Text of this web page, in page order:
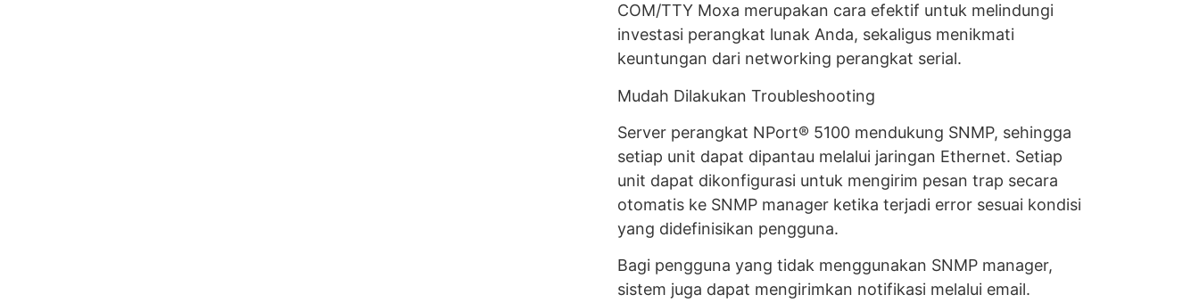
COM/TTY Moxa merupakan cara efektif untuk melindungi
investasi perangkat lunak Anda, sekaligus menikmati
keuntungan dari networking perangkat serial.
Mudah Dilakukan Troubleshooting
Server perangkat NPort® 5100 mendukung SNMP, sehingga
setiap unit dapat dipantau melalui jaringan Ethernet. Setiap
unit dapat dikonfigurasi untuk mengirim pesan trap secara
otomatis ke SNMP manager ketika terjadi error sesuai kondisi
yang didefinisikan pengguna.
Bagi pengguna yang tidak menggunakan SNMP manager,
sistem juga dapat mengirimkan notifikasi melalui email.